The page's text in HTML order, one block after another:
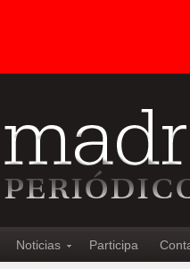
Noticias Participa